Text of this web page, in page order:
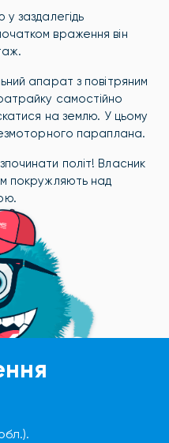
заздалегідь
враження він
апарат з повітряним
самостійно
на землю. У цьому
параплана.
політ! Власник
покружляють над